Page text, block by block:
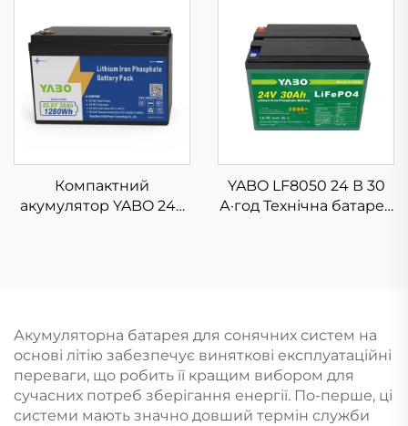
літій-залізо-
фосфатний, для
автофургонів,
сонячних батарей,
морських та
автономних джерел
акумулятор для
систем накопичення
сонячної енергії
Компактний
акумулятор YABO 24V
сонячних генераторів
та портативних систем
живлення
YABO LF8050 24 В 30
А·год Технічна батарея
Акумуляторна батарея для сонячних систем на
основі літію забезпечує виняткові експлуатаційні
переваги, що робить її кращим вибором для
сучасних потреб зберігання енергії. По-перше, ці
системи мають значно довший термін служби